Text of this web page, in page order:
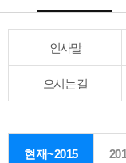
인사말
오시는 길
현재~2015